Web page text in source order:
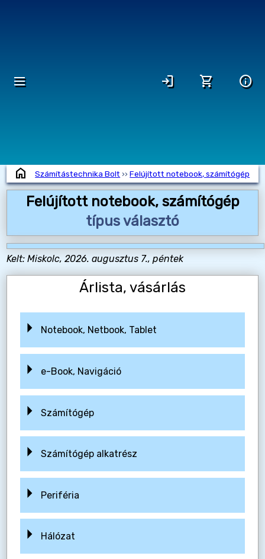
dehaze login shopping_cart info
home Számítástechnika Bolt››Felújított notebook, számítógép
Felújított notebook, számítógép
típus választó
Kelt: Miskolc, 2026. augusztus 7., péntek
Árlista, vásárlás
Notebook, Netbook, Tablet
e-Book, Navigáció
Számítógép
Számítógép alkatrész
Periféria
Hálózat